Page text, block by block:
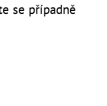
se případně